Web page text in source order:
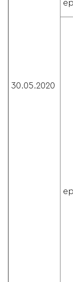
30.05.2020